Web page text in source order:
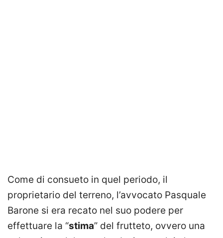
Come di consueto in quel periodo, il
proprietario del terreno, l’avvocato Pasquale
Barone si era recato nel suo podere per
effettuare la “stima” del frutteto, ovvero una